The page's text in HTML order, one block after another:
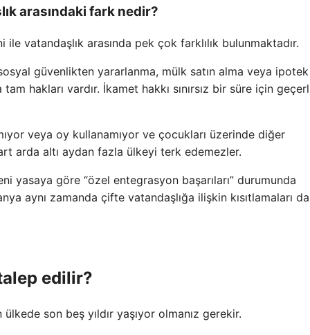
arasındaki fark nedir?
vatandaşlık arasında pek çok farklılık bulunmaktadır.
güvenlikten yararlanma, mülk satın alma veya
hakları vardır. İkamet hakkı sınırsız bir süre için
veya oy kullanamıyor ve çocukları üzerinde diğer
arda altı aydan fazla ülkeyi terk edemezler.
yasaya göre “özel entegrasyon başarıları” durumunda
aynı zamanda çifte vatandaşlığa ilişkin kısıtlamaları da
edilir?
son beş yıldır yaşıyor olmanız gerekir.